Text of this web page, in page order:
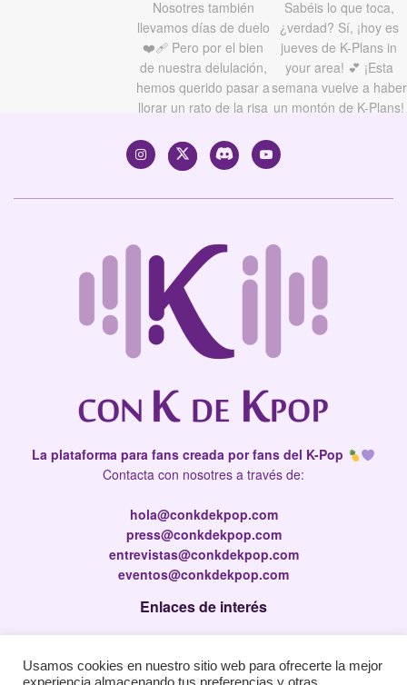
La plataforma para fans creada por fans del K-Pop
Contacta con nosotres a través de:
hola@conkdekpop.com
press@conkdekpop.com
entrevistas@conkdekpop.com
eventos@conkdekpop.com
Enlaces de interés
Política de privacidad
Usamos cookies en nuestro sitio web para ofrecerte la mejor